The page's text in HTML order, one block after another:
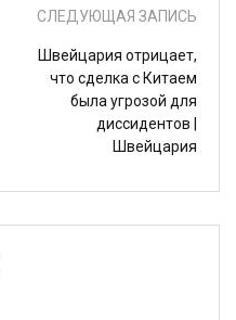
СЛЕДУЮЩАЯ ЗАПИСЬ
Швейцария отрицает,
что сделка с Китаем
была угрозой для
диссидентов |
Швейцария